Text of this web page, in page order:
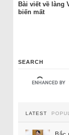
Bài viết về làng
biến mất
SEARCH
LATEST